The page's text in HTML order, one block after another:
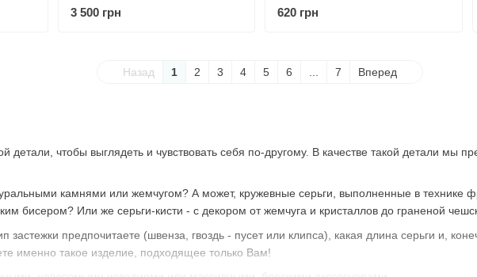
детали, чтобы выглядеть и чувствовать себя по-другому. В качестве такой детали мы
камнями или жемчугом? А может, кружевные серьги, выполненные в технике
бисером? Или же серьги-кисти - с декором от жемчуга и кристаллов до граненой
застежки предпочитаете (швенза, гвоздь - пусет или клипса), какая длина серьги и,
именно такое изделие, подходящее только Вам!
3 500 грн 620 грн
Назад 1 2 3 4 5 6 7 Вперед